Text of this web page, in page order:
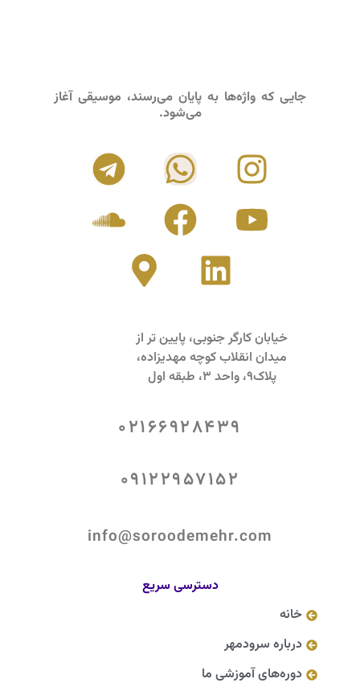
جایی که واژه‌ها به پایان می‌رسند، موسیقی آغاز
می‌شود.
خیابان کارگر جنوبی، پایین تر از
میدان انقلاب کوچه مهدیزاده،
پلاک9، واحد 3، طبقه اول
02166928439
09122957152
info@soroodemehr.com
دسترسی سریع
خانه
درباره سرودمهر
دوره‌های آموزشی ما